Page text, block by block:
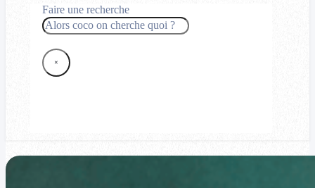
Faire une recherche
Rechercher
×